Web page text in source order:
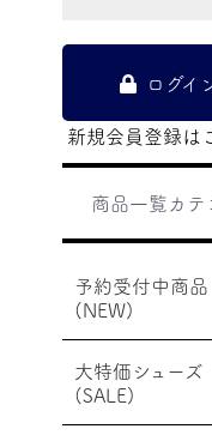
ログイ
新規会員登録は
商品一覧カテ
予約受付中商品
(NEW)
大特価シューズ
(SALE)